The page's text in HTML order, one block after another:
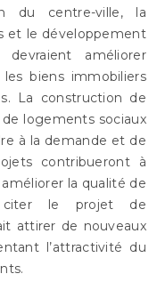
du centre-ville, la
et le développement
améliorer
biens immobiliers
La construction de
logements sociaux
à la demande et de
contribueront à
la qualité de
le projet de
attirer de nouveaux
l’attractivité du